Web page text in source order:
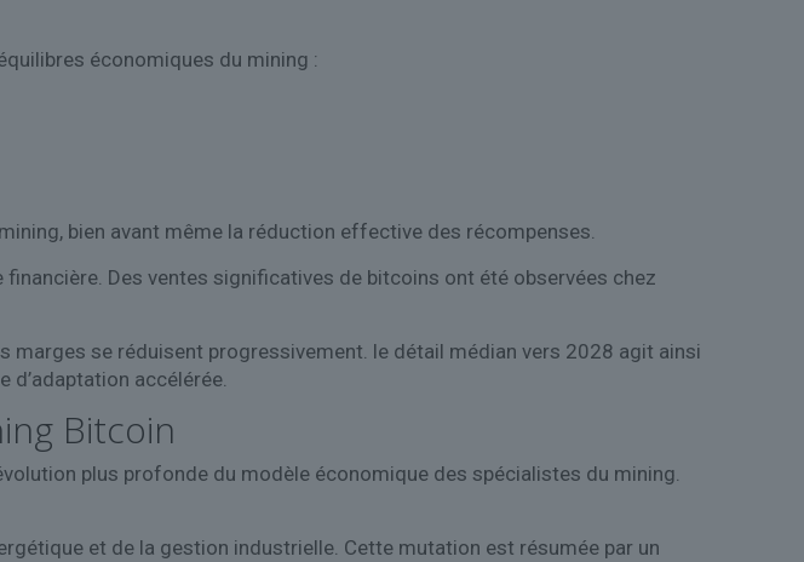
économiques du mining :
bien avant même la réduction effective des récompenses.
Des ventes significatives de bitcoins ont été observées chez
marges se réduisent progressivement. le détail médian vers 2028 agit ainsi
d’adaptation accélérée.
Bitcoin
plus profonde du modèle économique des spécialistes du mining.
et de la gestion industrielle. Cette mutation est résumée par un